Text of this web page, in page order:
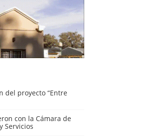
del proyecto “Entre
con la Cámara de
Servicios